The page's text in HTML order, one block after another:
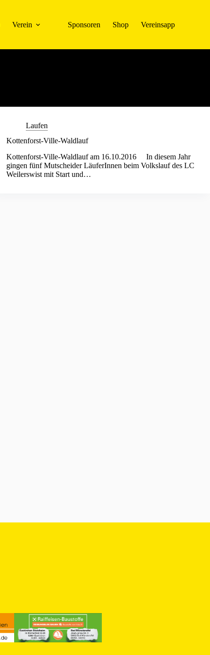
Verein Sponsoren Shop Vereinsapp
Laufen
Kottenforst-Ville-Waldlauf
Kottenforst-Ville-Waldlauf am 16.10.2016 In diesem Jahr
gingen fünf Mutscheider LäuferInnen beim Volkslauf des LC
Weilerswist mit Start und…